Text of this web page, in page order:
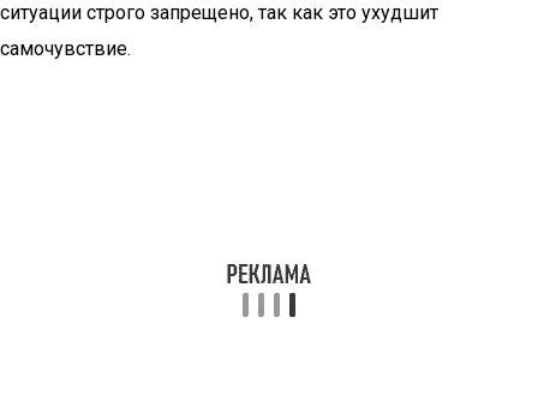
ситуации строго запрещено, так как это ухудшит
самочувствие.